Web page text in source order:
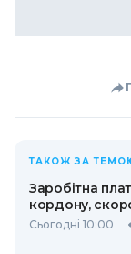
ТАКОЖ ЗА
Заробітна
кордону,
Сьогодні 10:00